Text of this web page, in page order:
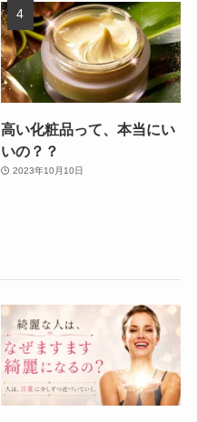
高い化粧品って、本当にい
いの？？
2023年10月10日